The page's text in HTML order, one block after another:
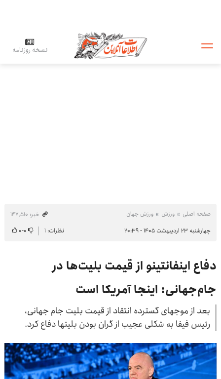
نسخه روزنامه
صفحه اصلی ورزش ورزش جهان
خبر: ۱۴۷٬۵۱۰
چهارشنبه ۲۳ اردیبهشت ۱۴۰۵ - ۲۰:۳۹
نظرات: ۱ ۰-۰
دفاع اینفانتینو از قیمت بلیت‌ها در
جام‌جهانی: اینجا آمریکا است
بعد از موجهای گسترده انتقاد از قیمت بلیت جام جهانی،
رئیس فیفا به شکلی عجیب از گران بودن بلیتها دفاع کرد.